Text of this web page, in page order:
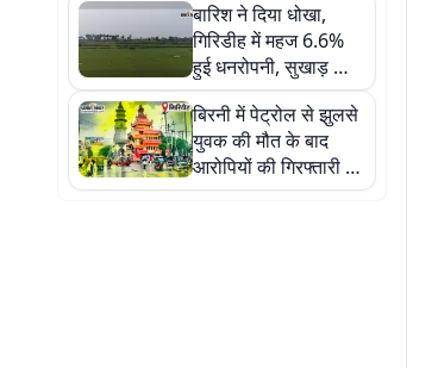
बारिश ने दिया धोखा,
गिरिडीह में महज 6.6%
हुई धनरोपनी, सुखाड़ का
खतरा
बिरनी में पेट्रोल से झुलसे
युवक की मौत के बाद
आरोपियों की गिरफ्तारी के
लिए पुलिस की छापेमारी